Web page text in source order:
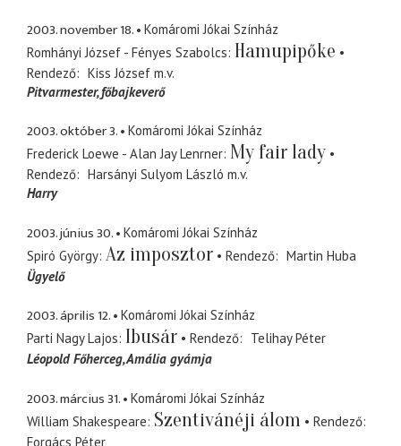
2003. november 18.
Komáromi Jókai Színház
Romhányi József - Fényes Szabolcs Hamupipőke
Rendező Kiss József m.v.
Pitvarmester főbajkeverő
2003. október 3.
Komáromi Jókai Színház
Frederick Loewe - Alan Jay Lenrner My fair lady
Rendező Harsányi Sulyom László m.v.
Harry
2003. június 30.
Komáromi Jókai Színház
Spiró György Az imposztor Rendező
Martin Huba
Ügyelő
2003. április 12.
Komáromi Jókai Színház
Parti Nagy Lajos Ibusár Rendező
Telihay Péter
Léopold Főherceg Amália gyámja
2003. március 31.
Komáromi Jókai Színház
William Shakespeare Szentivánéji álom
Rendező
Forgács Péter